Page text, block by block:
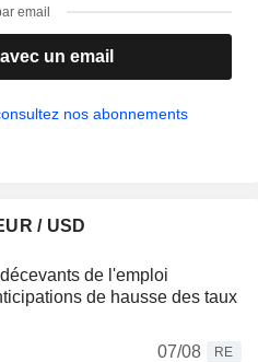
email
un email
nos abonnements
/ USD
de l'emploi
de hausse des taux
07/08
RE